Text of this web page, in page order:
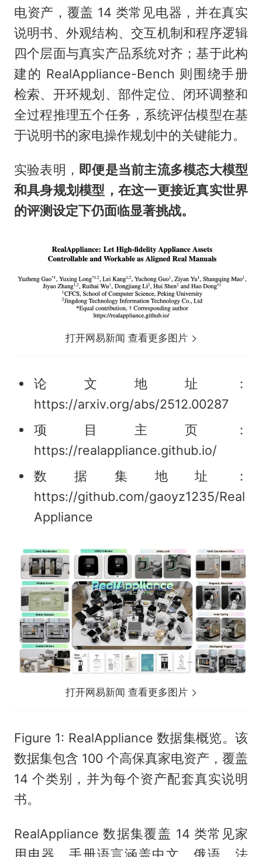
电资产，覆盖 14 类常见电器，并在真实
说明书、外观结构、交互机制和程序逻辑
四个层面与真实产品系统对齐；基于此构
建的 RealAppliance-Bench 则围绕手册
检索、开环规划、部件定位、闭环调整和
全过程推理五个任务，系统评估模型在基
于说明书的家电操作规划中的关键能力。
实验表明， 即便是当前主流多模态大模型
和具身规划模型，在这一更接近真实世界
的评测设定下仍面临显著挑战。
打开网易新闻 查看更多图片
论文地址：
https://arxiv.org/abs/2512.00287
项目主页：
https://realappliance.github.io/
数据集地址：
https://github.com/gaoyz1235/Real
Appliance
打开网易新闻 查看更多图片
Figure 1: RealAppliance 数据集概览。该
数据集包含 100 个高保真家电资产，覆盖
14 个类别，并为每个资产配套真实说明
书。
RealAppliance 数据集覆盖 14 类常见家